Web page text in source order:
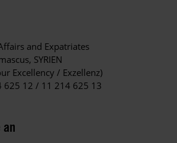
and Expatriates
SYRIEN
Excellency / Exzellenz)
625 12 / 11 214 625 13
an